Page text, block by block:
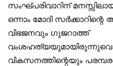
സംഘ്പരിവാറിന്
ഒന്നാം മോദി
വിഭജനവും ഗുജറാത്ത്
വികസനത്തിന്റെയും